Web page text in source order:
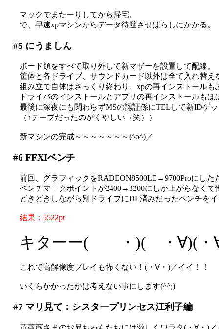
マックでまたーりしてから帰宅。
で、早速xpマシンからデータ待避させばらしにかかる。
#5 にうましん
ボード類をすべて取り外して新マザーを設置して配線。
筐体と各ドライブ、サウンドカード以外は全て入れ替え
組み立て自体はさっくり終わり、xpの再インストールも
ドライバのインストールとアプリの再インストールもほ
最後に深夜にも関わらずMSの認証係にTELして新IDゲ
（↑テープだったのがくやしい（笑））
新マシンの完成～～～～～～～(^o^)／
#6 FFXIベンチ
前回、グラフィックをRADEON8500LE→9700Proにした
ベンチマークポイントが2400→3200にしか上がらなくて
どきどきしながら別ドライブにDL済みだったベンチをイ
結果：5522pt
キターー( ・)( ・∀)(・
これで高解像度プレイも怖くない！(・∀・)／イイ！！
いくらかかったかは考えない事にします(^^;)
#7 マリ見て：シスタープリンセス江利子編